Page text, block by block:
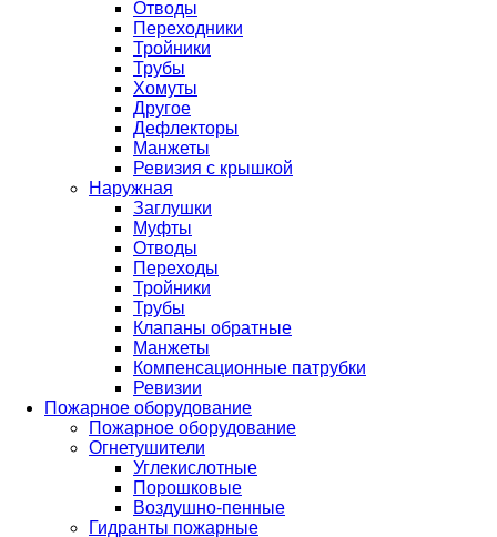
Отводы
Переходники
Тройники
Трубы
Хомуты
Другое
Дефлекторы
Манжеты
Ревизия с крышкой
Наружная
Заглушки
Муфты
Отводы
Переходы
Тройники
Трубы
Клапаны обратные
Манжеты
Компенсационные патрубки
Ревизии
Пожарное оборудование
Пожарное оборудование
Огнетушители
Углекислотные
Порошковые
Воздушно-пенные
Гидранты пожарные